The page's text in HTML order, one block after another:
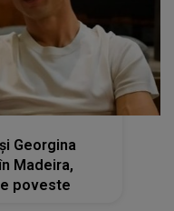
Georgina
Madeira,
poveste